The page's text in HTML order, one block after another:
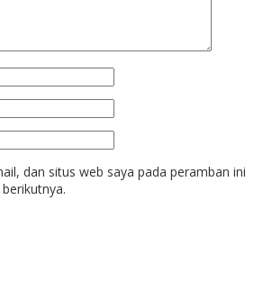
dan situs web saya pada peramban ini